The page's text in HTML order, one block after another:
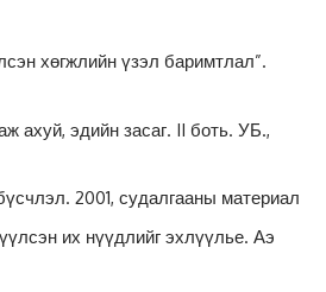
хөгжлийн үзэл баримтлал”.
ахуй, эдийн засаг. II боть. УБ.,
2001, судалгааны материал
их нүүдлийг эхлүүлье. Аэ